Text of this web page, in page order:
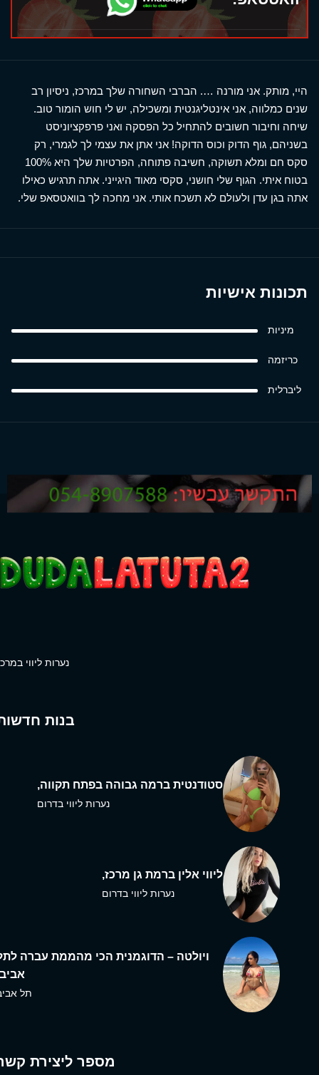
היי, מותק. אני מורנה …. הברבי השחורה שלך במרכז, ניסיון רב
שנים כמלווה, אני אינטליגנטית ומשכילה, יש לי חוש הומור טוב.
שיחה וחיבור חשובים להתחיל כל הפסקה ואני פרפקציוניסט
בשניהם, גוף הדוק וכוס הדוקה! אני אתן את עצמי לך לגמרי, רק
סקס חם ומלא תשוקה, חשיבה פתוחה, הפרטיות שלך היא 100%
בטוח איתי. הגוף שלי חושני, סקסי מאוד היגייני. אתה תרגיש כאילו
אתה בגן עדן ולעולם לא תשכח אותי. אני מחכה לך בוואטסאפ שלי.
תכונות אישיות
מיניות
כריזמה
ליברלית
נערות ליווי
בנות
סטודנטית ברמה גבוהה בפתח תקווה,
נערות ליווי בדרום
ליווי אלין ברמת גן מרכז,
נערות ליווי בדרום
ויולטה – הדוגמנית הכי מהממת עברה
תל
מספר ליצירת